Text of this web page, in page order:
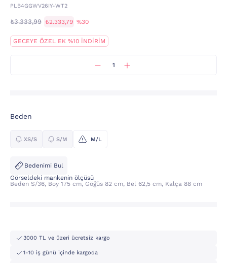
PLB4GGWV26IY-WT2
₺3.333,99 ₺2.333,79 %30
GECEYE ÖZEL EK %10 İNDİRİM
Beden
XS/S S/M M/L
Bedenimi Bul
Görseldeki mankenin ölçüsü
Beden S/36, Boy 175 cm, Göğüs 82 cm, Bel 62,5 cm, Kalça 88 cm
3000 TL ve üzeri ücretsiz kargo
1-10 iş günü içinde kargoda